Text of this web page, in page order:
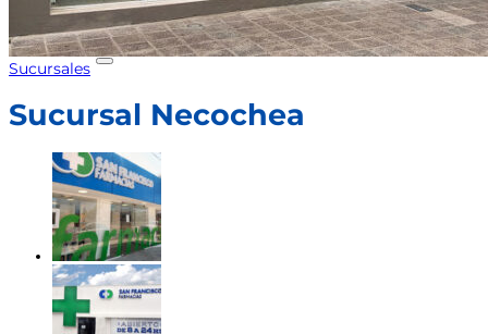
Enviar CV
Buscar
por:
Sucursales
Sucursal Necochea